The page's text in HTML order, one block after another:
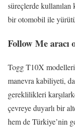
süreçlerde kullanılan
bir otomobil ile
Follow Me aracı
Togg T10X
manevra kabiliyeti,
gereklilikleri
çevreye duyarlı bir
hem de Türkiye’nin